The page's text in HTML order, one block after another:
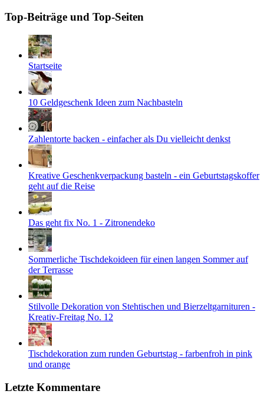
Top-Beiträge und Top-Seiten
Startseite
10 Geldgeschenk Ideen zum Nachbasteln
Zahlentorte backen - einfacher als Du vielleicht denkst
Kreative Geschenkverpackung basteln - ein Geburtstagskoffer
geht auf die Reise
Das geht fix No. 1 - Zitronendeko
Sommerliche Tischdekoideen für einen langen Sommer auf
der Terrasse
Stilvolle Dekoration von Stehtischen und Bierzeltgarnituren -
Kreativ-Freitag No. 12
Tischdekoration zum runden Geburtstag - farbenfroh in pink
und orange
Letzte Kommentare